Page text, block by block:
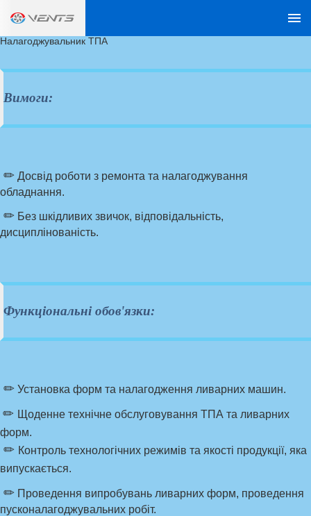
Налагоджувальник ТПА
Вимоги:
✏ Досвід роботи з ремонта та налагоджування
обладнання.
✏ Без шкідливих звичок, відповідальність,
дисциплінованість.
Функціональні обов'язки:
✏ Установка форм та налагодження ливарних машин.
✏ Щоденне технічне обслуговування ТПА та ливарних
форм.
✏ Контроль технологічних режимів та якості продукції, яка
випускається.
✏ Проведення випробувань ливарних форм, проведення
пусконалагоджувальних робіт.